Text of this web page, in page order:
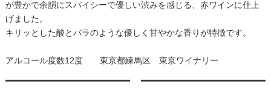
が豊かで余韻にスパイシーで優しい渋みを感じる、赤ワインに仕上
げました。
キリッとした酸とバラのような優しく甘やかな香りが特徴です。
アルコール度数12度 東京都練馬区 東京ワイナリー